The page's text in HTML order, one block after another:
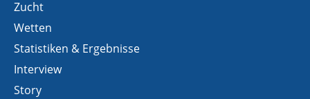
Zucht
Wetten
Statistiken & Ergebnisse
Interview
Story